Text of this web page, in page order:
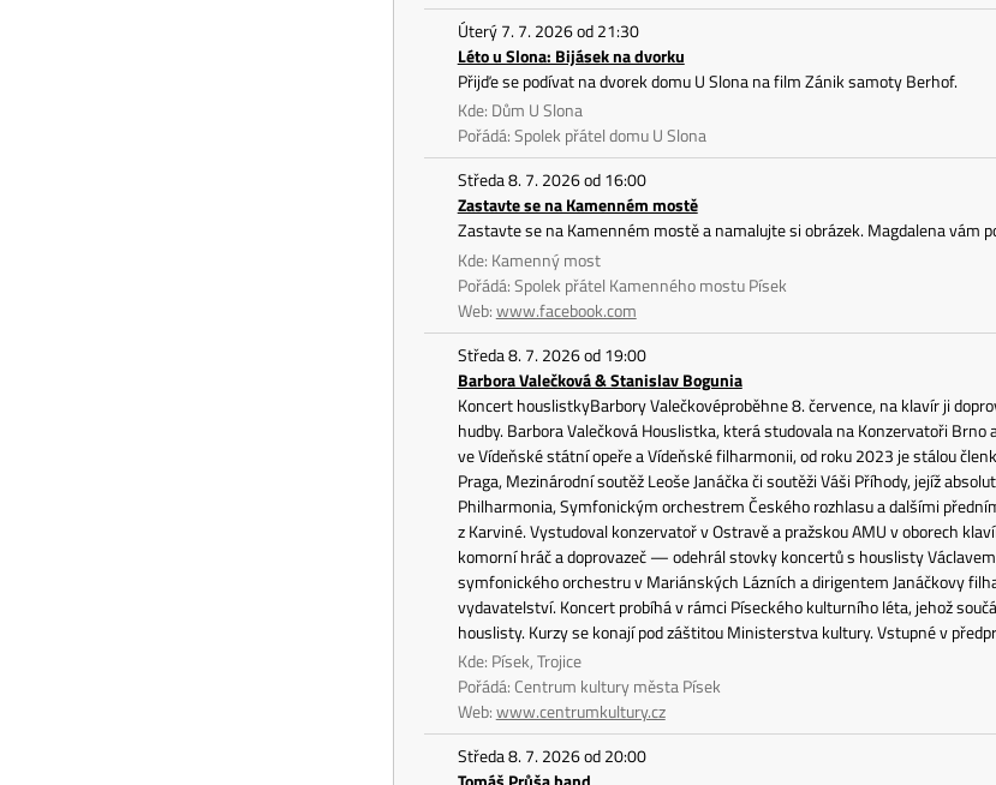
Úterý 7. 7. 2026 od 21:30
Léto u Slona: Bijásek na dvorku
Přijďe se podívat na dvorek domu U Slona na film Zánik samoty Berhof.
Kde: Dům U Slona
Pořádá: Spolek přátel domu U Slona
Středa 8. 7. 2026 od 16:00
Zastavte se na Kamenném mostě
Zastavte se na Kamenném mostě a namalujte si obrázek. Magdalena vám
Kde: Kamenný most
Pořádá: Spolek přátel Kamenného mostu Písek
Web:www.facebook.com
Středa 8. 7. 2026 od 19:00
Barbora Valečková & Stanislav Bogunia
Koncert houslistkyBarbory Valečkovéproběhne 8. července, na klavír ji
hudby. Barbora Valečková Houslistka, která studovala na Konzervatoři
ve Vídeňské státní opeře a Vídeňské filharmonii, od roku 2023 je stálou
Praga, Mezinárodní soutěž Leoše Janáčka či soutěži Váši Příhody, jejíž
Philharmonia, Symfonickým orchestrem Českého rozhlasu a dalšími
z Karviné. Vystudoval konzervatoř v Ostravě a pražskou AMU v oborech
komorní hráč a doprovazeč — odehrál stovky koncertů s houslisty
symfonického orchestru v Mariánských Lázních a dirigentem Janáčkovy
vydavatelství. Koncert probíhá v rámci Píseckého kulturního léta, jehož
houslisty. Kurzy se konají pod záštitou Ministerstva kultury. Vstupné v
Kde: Písek, Trojice
Pořádá: Centrum kultury města Písek
Web:www.centrumkultury.cz
Středa 8. 7. 2026 od 20:00